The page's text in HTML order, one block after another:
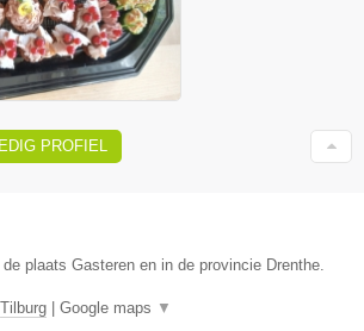
PROFIEL
plaats Gasteren en in de provincie Drenthe.
Tilburg Google maps ▼